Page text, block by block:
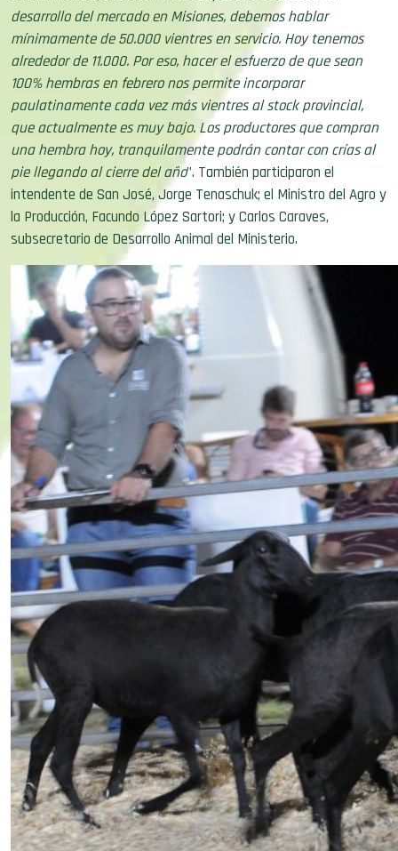
mínimamente de 50.000 vientres en servicio. Hoy tenemos
alrededor de 11.000. Por eso, hacer el esfuerzo de que sean
100% hembras en febrero nos permite incorporar
paulatinamente cada vez más vientres al stock provincial,
que actualmente es muy bajo. Los productores que compran
una hembra hoy, tranquilamente podrán contar con crías al
pie llegando al cierre del año”. También participaron el
intendente de San José, Jorge Tenaschuk; el Ministro del Agro y
la Producción, Facundo López Sartori; y Carlos Caraves,
subsecretario de Desarrollo Animal del Ministerio.